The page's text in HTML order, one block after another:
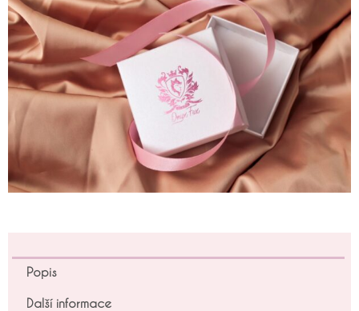
Popis
Další informace